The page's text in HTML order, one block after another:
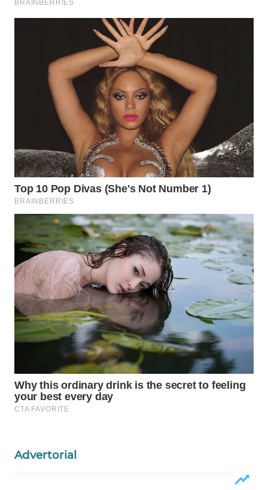
Advertorial
Wahana
Media
NEWS
WAHANA
ADVOKAT
WAHANA
INFRASTRUKTUR
WAHANA
KONSUMEN
WAHANA
LISTRIK
WAHANA
TRAVEL
TV
WAHANANEWS
WAHANANEWS